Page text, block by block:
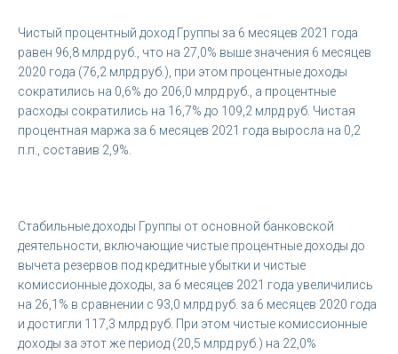
Чистый процентный доход Группы за 6 месяцев 2021 года
равен 96,8 млрд руб., что на 27,0% выше значения 6 месяцев
2020 года (76,2 млрд руб.), при этом процентные доходы
сократились на 0,6% до 206,0 млрд руб., а процентные
расходы сократились на 16,7% до 109,2 млрд руб. Чистая
процентная маржа за 6 месяцев 2021 года выросла на 0,2
п.п., составив 2,9%.
Стабильные доходы Группы от основной банковской
деятельности, включающие чистые процентные доходы до
вычета резервов под кредитные убытки и чистые
комиссионные доходы, за 6 месяцев 2021 года увеличились
на 26,1% в сравнении с 93,0 млрд руб. за 6 месяцев 2020 года
и достигли 117,3 млрд руб. При этом чистые комиссионные
доходы за этот же период (20,5 млрд руб.) на 22,0%